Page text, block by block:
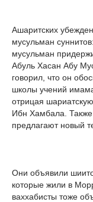
Ашаритских
мусульман
мусульман
Абуль Хасан Абу
говорил, что он
школы учений
отрицая
Ибн Хамбала.
предлагают новый
Они объявили
которые жили в
ваххабисты тоже